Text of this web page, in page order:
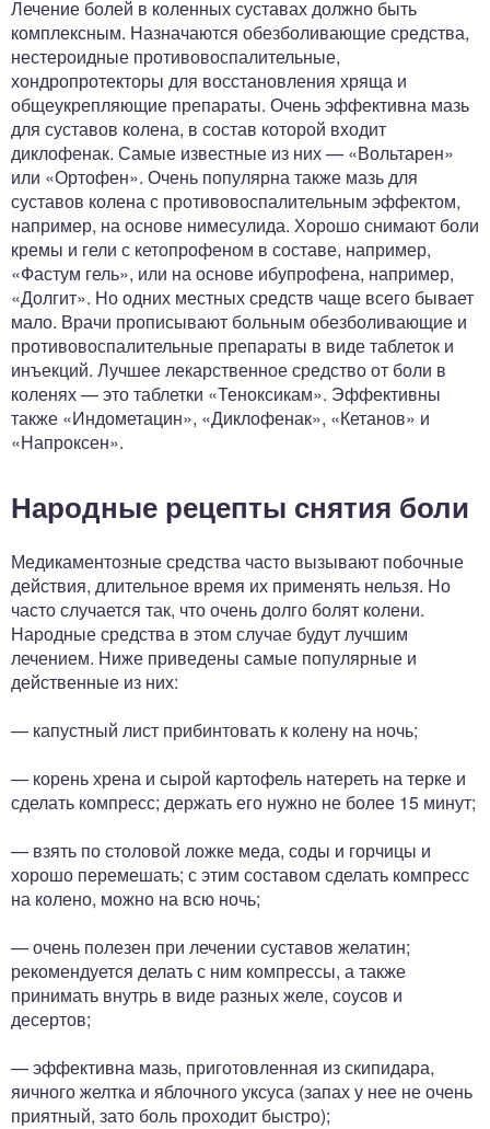
Лечение болей в коленных суставах должно быть
комплексным. Назначаются обезболивающие средства,
нестероидные противовоспалительные,
хондропротекторы для восстановления хряща и
общеукрепляющие препараты. Очень эффективна мазь
для суставов колена, в состав которой входит
диклофенак. Самые известные из них — «Вольтарен»
или «Ортофен». Очень популярна также мазь для
суставов колена с противовоспалительным эффектом,
например, на основе нимесулида. Хорошо снимают боли
кремы и гели с кетопрофеном в составе, например,
«Фастум гель», или на основе ибупрофена, например,
«Долгит». Но одних местных средств чаще всего бывает
мало. Врачи прописывают больным обезболивающие и
противовоспалительные препараты в виде таблеток и
инъекций. Лучшее лекарственное средство от боли в
коленях — это таблетки «Теноксикам». Эффективны
также «Индометацин», «Диклофенак», «Кетанов» и
«Напроксен».
Народные рецепты снятия боли
Медикаментозные средства часто вызывают побочные
действия, длительное время их применять нельзя. Но
часто случается так, что очень долго болят колени.
Народные средства в этом случае будут лучшим
лечением. Ниже приведены самые популярные и
действенные из них:
— капустный лист прибинтовать к колену на ночь;
— корень хрена и сырой картофель натереть на терке и
сделать компресс; держать его нужно не более 15 минут;
— взять по столовой ложке меда, соды и горчицы и
хорошо перемешать; с этим составом сделать компресс
на колено, можно на всю ночь;
— очень полезен при лечении суставов желатин;
рекомендуется делать с ним компрессы, а также
принимать внутрь в виде разных желе, соусов и
десертов;
— эффективна мазь, приготовленная из скипидара,
яичного желтка и яблочного уксуса (запах у нее не очень
приятный, зато боль проходит быстро);